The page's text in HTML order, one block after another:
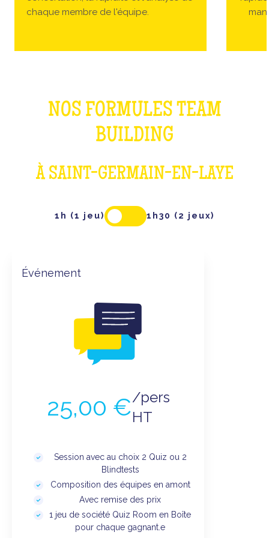
chaque membre de l'équipe.
NOS FORMULES TEAM
BUILDING
À SAINT-GERMAIN-EN-LAYE
1h (1 jeu) 1h30 (2 jeux)
Événement
25,00 €/pers
HT
Session avec au choix 2 Quiz ou 2
Blindtests
Composition des équipes en amont
Avec remise des prix
1 jeu de société Quiz Room en Boîte
pour chaque gagnant.e